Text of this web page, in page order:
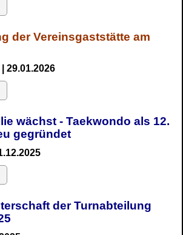
der Vereinsgaststätte am
| 29.01.2026
wächst - Taekwondo als 12.
gegründet
der Turnabteilung